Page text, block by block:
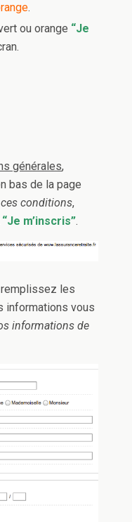
.
ou orange “Je
générales,
bas de la page
conditions,
“Je m’inscris”.
remplissez les
informations vous
informations de